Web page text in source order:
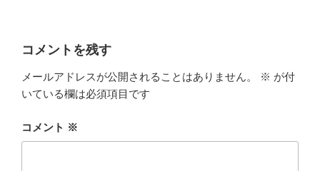
コメントを残す
メールアドレスが公開されることはありません。 ※ が付
いている欄は必須項目です
コメント ※